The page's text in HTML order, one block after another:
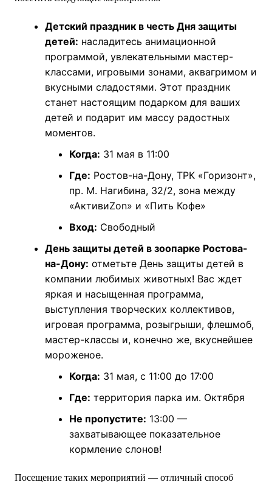
Детский праздник в честь Дня защиты
детей: насладитесь анимационной
программой, увлекательными мастер-
классами, игровыми зонами, аквагримом и
вкусными сладостями. Этот праздник
станет настоящим подарком для ваших
детей и подарит им массу радостных
моментов.
Когда: 31 мая в 11:00
Где: Ростов-на-Дону, ТРК «Горизонт»,
пр. М. Нагибина, 32/2, зона между
«АктивиZon» и «Пить Кофе»
Вход: Свободный
День защиты детей в зоопарке Ростова-
на-Дону: отметьте День защиты детей в
компании любимых животных! Вас ждет
яркая и насыщенная программа,
выступления творческих коллективов,
игровая программа, розыгрыши, флешмоб,
мастер-классы и, конечно же, вкуснейшее
мороженое.
Когда: 31 мая, с 11:00 до 17:00
Где: территория парка им. Октября
Не пропустите: 13:00 —
захватывающее показательное
кормление слонов!
Посещение таких мероприятий — отличный способ